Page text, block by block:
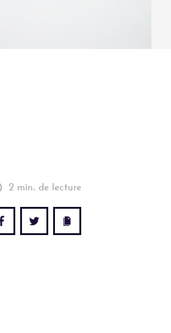
2 min. de lecture